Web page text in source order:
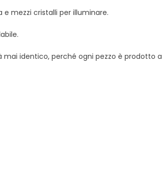
mezzi cristalli per illuminare.
mai identico, perché ogni pezzo è prodotto a